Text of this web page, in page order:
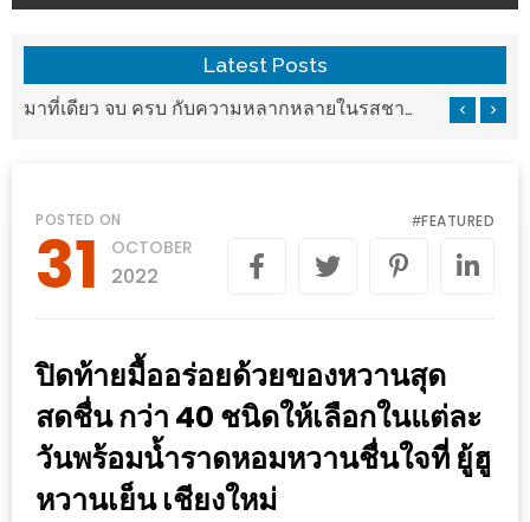
อ้วน
ความ
เป็น
ศิริ
ปัน
นาฯ
เชียงใหม่
เล่น
กัน
ฐานะ
อะไร
…
งาน
Latest Posts
แวะมาชิลยามเย็น กับจุดเช็คอินชมวิวดอยสุเทพสุดฟิน เครื่องดื่มและอาหารครบครันที่ Pool House
POSTED ON
31 OCTOBER
2022
#FEATURED
ปิดท้ายมื้ออร่อยด้วยของหวานสุด
สดชื่น กว่า 40 ชนิดให้เลือกในแต่ละ
วันพร้อมน้ำราดหอมหวานชื่นใจที่ ยู้ฮู
หวานเย็น เชียงใหม่